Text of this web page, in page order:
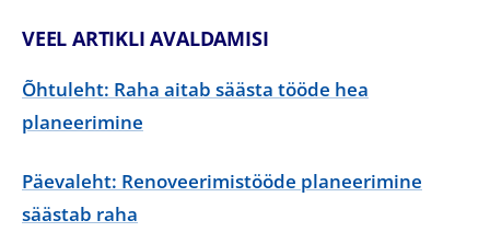
VEEL ARTIKLI AVALDAMISI
Õhtuleht: Raha aitab säästa tööde hea
planeerimine
Päevaleht: Renoveerimistööde planeerimine
säästab raha